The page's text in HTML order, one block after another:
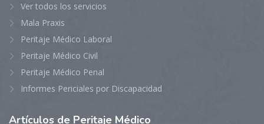
Ver todos los servicios
Mala Praxis
Peritaje Médico Laboral
Peritaje Médico Civil
Peritaje Médico Penal
Informes Periciales por Discapacidad
Artículos de Peritaje Médico